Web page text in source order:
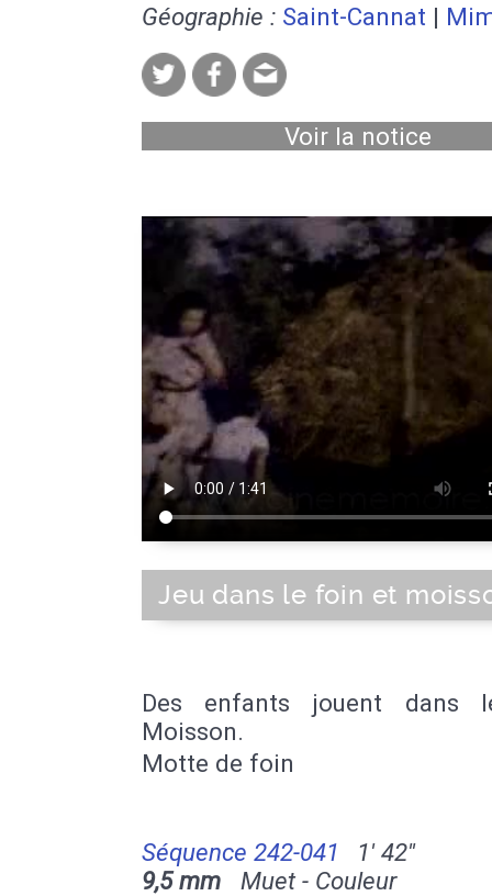
Géographie : Saint-Cannat |
Voir la notice
Jeu dans le foin et
Des enfants jouent dans
Moisson.
Motte de foin
Séquence 242-041
1' 42''
9,5 mm Muet - Couleur